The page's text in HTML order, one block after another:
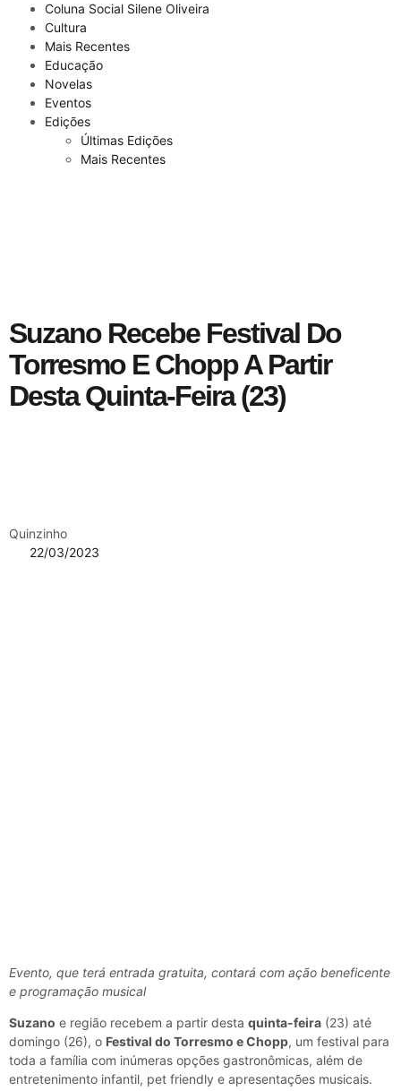
Coluna Social Silene Oliveira
Cultura
Mais Recentes
Educação
Novelas
Eventos
Edições
Últimas Edições
Mais Recentes
Suzano Recebe Festival Do
Torresmo E Chopp A Partir
Desta Quinta-Feira (23)
Quinzinho
22/03/2023
Evento, que terá entrada gratuita, contará com ação beneficente
e programação musical
Suzano e região recebem a partir desta quinta-feira (23) até
domingo (26), o Festival do Torresmo e Chopp, um festival para
toda a família com inúmeras opções gastronômicas, além de
entretenimento infantil, pet friendly e apresentações musicais.